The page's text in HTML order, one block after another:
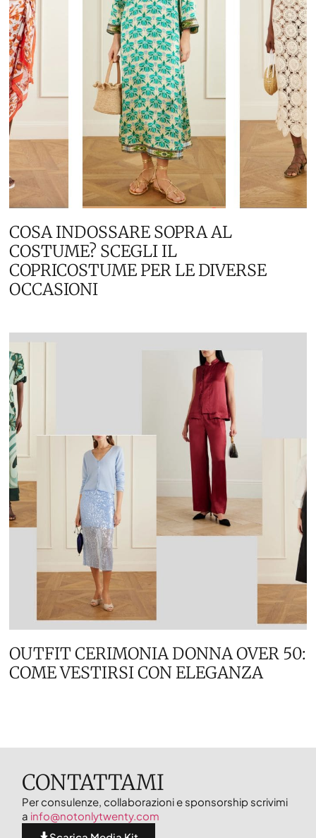
COSA INDOSSARE SOPRA AL
COSTUME? SCEGLI IL
COPRICOSTUME PER LE DIVERSE
OCCASIONI
OUTFIT CERIMONIA DONNA OVER 50:
COME VESTIRSI CON ELEGANZA
CONTATTAMI
Per consulenze, collaborazioni e sponsorship scrivimi
a info@notonlytwenty.com